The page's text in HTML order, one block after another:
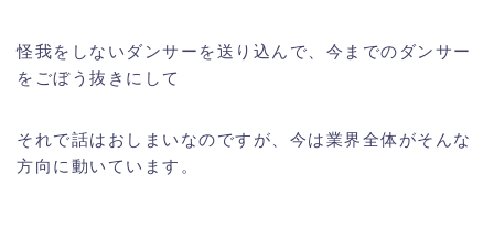
怪我をしないダンサーを送り込んで、今までのダンサー
をごぼう抜きにして
それで話はおしまいなのですが、今は業界全体がそんな
方向に動いています。